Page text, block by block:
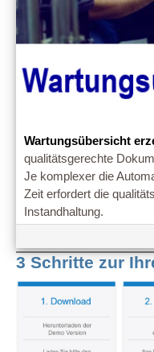
Wartungsübersicht
qualitätsgerechte
Je komplexer die
Zeit erfordert die
Instandhaltung.
3 Schritte zur